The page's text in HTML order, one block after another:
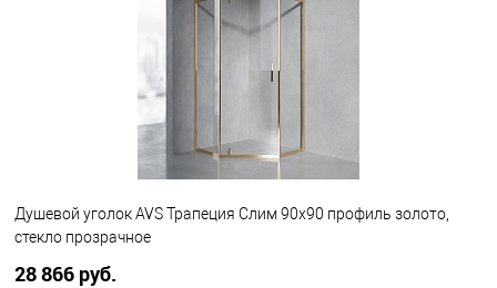
В наличии
Душевой уголок AVS Трапеция Слим 90x90 профиль золото,
стекло прозрачное
28 866 руб.